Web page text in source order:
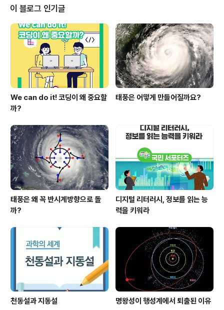
중 탐구 : 9월 모의평가 전격 해부! 그것을 알고 싶다. 교육과정평가원이 주관한
9월 대수능모의평가가 치러졌어요. 사설 입시기관들은 언어, 수리 등에선 EBS
..
이 블로그 인기글
We can do it! 코딩이 왜 중요할
까?
태풍은 어떻게 만들어질까요?
태풍은 왜 꼭 반시계방향으로 돌
까?
디지털 리터러시, 정보를 읽는 능
력을 키워라
천동설과 지동설 명왕성이 행성계에서 퇴출된 이유